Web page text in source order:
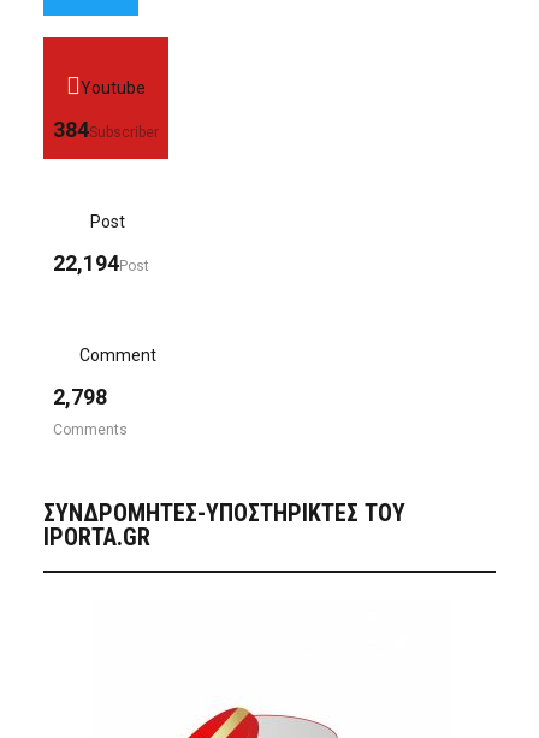
Youtube
384Subscriber
Post
22,194Post
Comment
2,798
Comments
ΣΥΝΔΡΟΜΗΤΈΣ-ΥΠΟΣΤΗΡΙΚΤΈΣ ΤΟΥ
IPORTA.GR